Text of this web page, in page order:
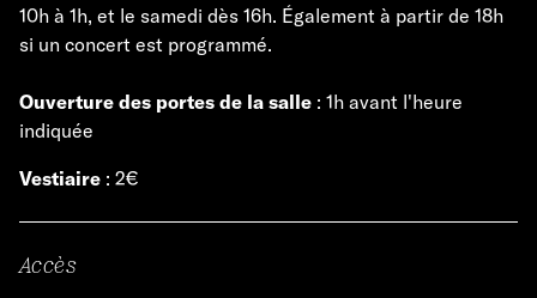
10h à 1h, et le samedi dès 16h. Également à partir de 18h
si un concert est programmé.
Ouverture des portes de la salle : 1h avant l'heure
indiquée
Vestiaire : 2€
Accès